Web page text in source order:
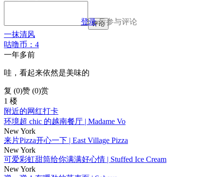
登录后参与评论
评论
一抹清风
咕噜币：4
一年多前
哇，看起来依然是美味的
复 (0)赞 (0)赏
1 楼
附近的网红打卡
环境超 chic 的越南餐厅 | Madame Vo
New York
来片Pizza开心一下 | East Village Pizza
New York
可爱彩虹甜筒给你满满好心情 | Stuffed Ice Cream
New York